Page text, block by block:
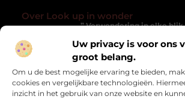
Uw privacy is voor ons
groot belang.
Om u de best mogelijke ervaring te bieden,
cookies en vergelijkbare technologieën.
inzicht in het gebruik van onze website en
Over Look up in wonder
” Verwondering in elke blik
Lookupinwonder.nl laat je anders kijken
verzameling blogs die inspireren,
Onze informatie